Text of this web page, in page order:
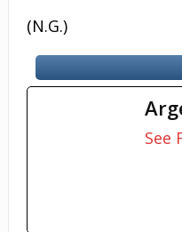
(N.G.)
See